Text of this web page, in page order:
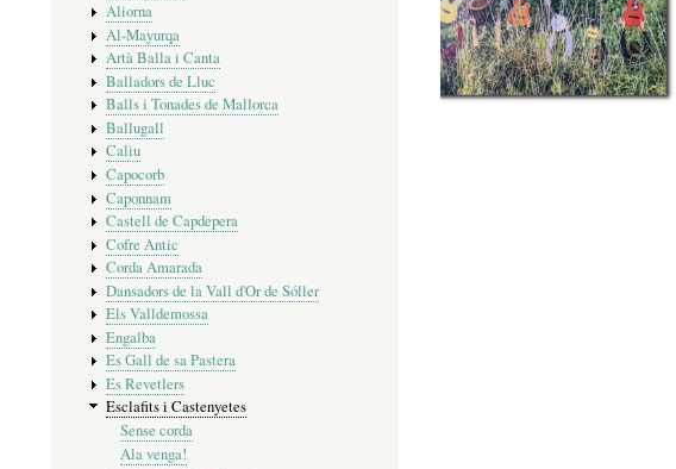
Aliorna
Al-Mayurqa
Artà Balla i Canta
Balladors de Lluc
Balls i Tonades de Mallorca
Ballugall
Caliu
Capocorb
Caponnam
Castell de Capdepera
Cofre Antic
Corda Amarada
Dansadors de la Vall d'Or de Sóller
Els Valldemossa
Engalba
Es Gall de sa Pastera
Es Revetlers
Esclafits i Castenyetes
Sense corda
Ala venga!